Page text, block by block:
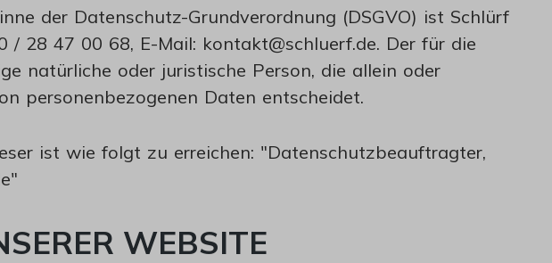
der Datenschutz-Grundverordnung (DSGVO) ist Schlürf
/ 28 47 00 68, E-Mail: kontakt@schluerf.de. Der für die
natürliche oder juristische Person, die allein oder
personenbezogenen Daten entscheidet.
ist wie folgt zu erreichen: "Datenschutzbeauftragter,
WEBSITE